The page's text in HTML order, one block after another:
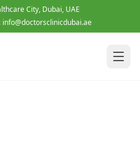
City, Dubai, UAE
info@doctorsclinicdubai.ae